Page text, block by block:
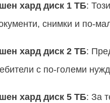
хард диск 1 ТБ:
снимки и по-
хард диск 2 ТБ:
с по-големи
хард диск 5 ТБ: За